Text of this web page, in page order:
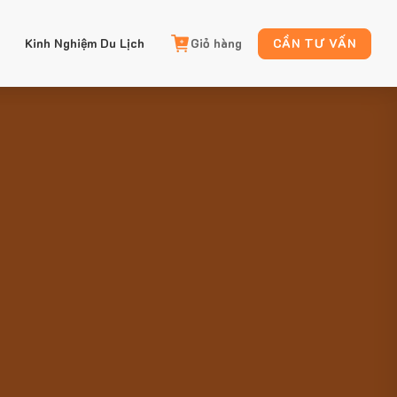
Kinh Nghiệm Du Lịch Giỏ hàng CẦN TƯ VẤN